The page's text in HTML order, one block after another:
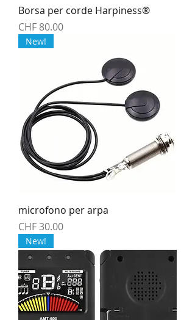
Borsa per corde Harpiness®
Preis
CHF 80.00
New!
microfono per arpa
Preis
CHF 30.00
New!